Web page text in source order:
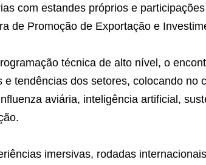
com estandes próprios e
de Promoção de Exportação e
técnica de alto nível, o
tendências dos setores, colocando no
aviária, inteligência artificial,
imersivas, rodadas